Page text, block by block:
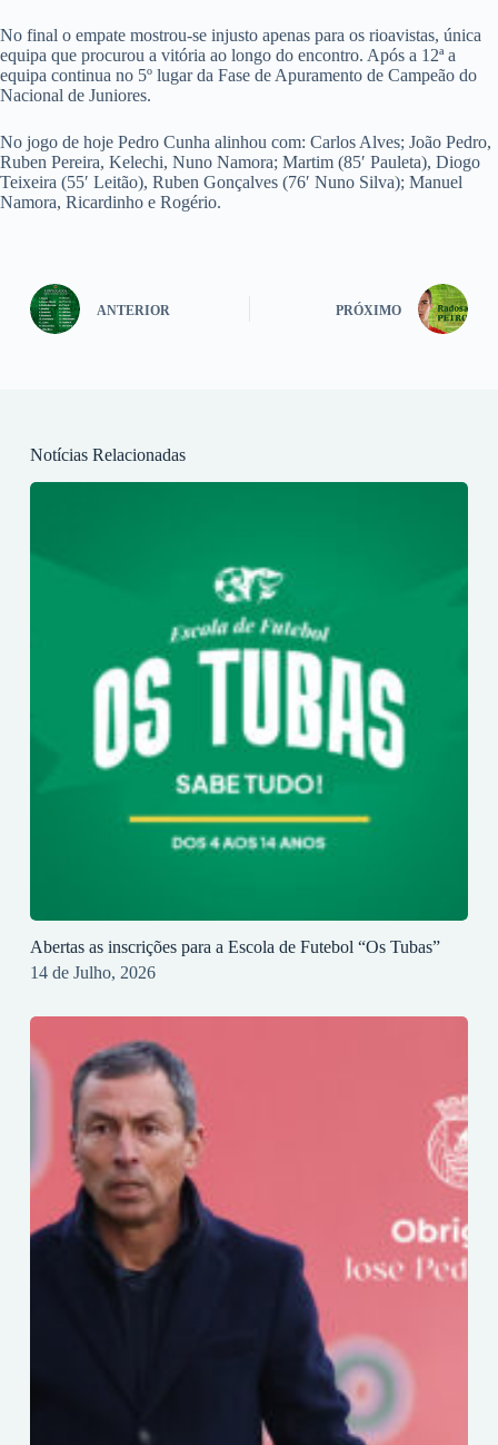
No final o empate mostrou-se injusto apenas para os rioavistas, única
equipa que procurou a vitória ao longo do encontro. Após a 12ª a
equipa continua no 5º lugar da Fase de Apuramento de Campeão do
Nacional de Juniores.
No jogo de hoje Pedro Cunha alinhou com: Carlos Alves; João Pedro,
Ruben Pereira, Kelechi, Nuno Namora; Martim (85′ Pauleta), Diogo
Teixeira (55′ Leitão), Ruben Gonçalves (76′ Nuno Silva); Manuel
Namora, Ricardinho e Rogério.
ANTERIOR PRÓXIMO
Notícias Relacionadas
Abertas as inscrições para a Escola de Futebol “Os Tubas”
14 de Julho, 2026